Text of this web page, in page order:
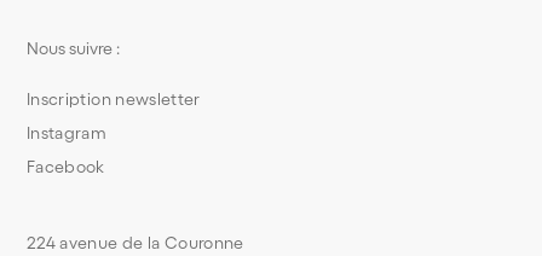
224 avenue de la Couronne
Nous suivre :
Inscription newsletter
Instagram
Facebook